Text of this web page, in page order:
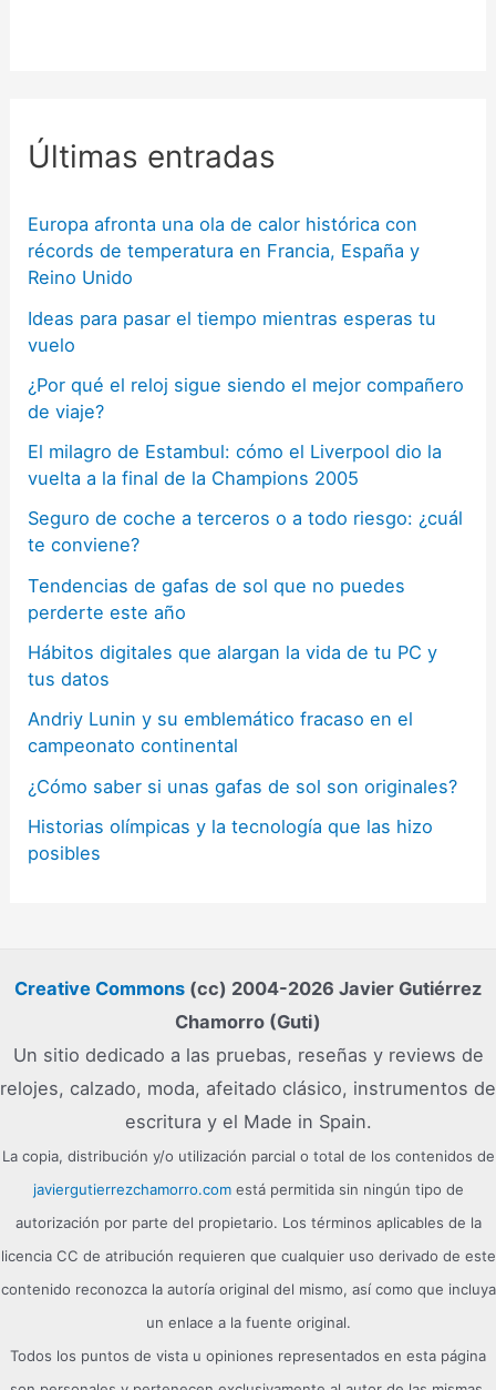
Últimas entradas
Europa afronta una ola de calor histórica con
récords de temperatura en Francia, España y
Reino Unido
Ideas para pasar el tiempo mientras esperas tu
vuelo
¿Por qué el reloj sigue siendo el mejor compañero
de viaje?
El milagro de Estambul: cómo el Liverpool dio la
vuelta a la final de la Champions 2005
Seguro de coche a terceros o a todo riesgo: ¿cuál
te conviene?
Tendencias de gafas de sol que no puedes
perderte este año
Hábitos digitales que alargan la vida de tu PC y
tus datos
Andriy Lunin y su emblemático fracaso en el
campeonato continental
¿Cómo saber si unas gafas de sol son originales?
Historias olímpicas y la tecnología que las hizo
posibles
Creative Commons (cc) 2004-2026 Javier Gutiérrez
Chamorro (Guti)
Un sitio dedicado a las pruebas, reseñas y reviews de
relojes, calzado, moda, afeitado clásico, instrumentos de
escritura y el Made in Spain.
La copia, distribución y/o utilización parcial o total de los contenidos de
javiergutierrezchamorro.comestá permitida sin ningún tipo de
autorización por parte del propietario. Los términos aplicables de la
licencia CC de atribución requieren que cualquier uso derivado de este
contenido reconozca la autoría original del mismo, así como que incluya
un enlace a la fuente original.
Todos los puntos de vista u opiniones representados en esta página